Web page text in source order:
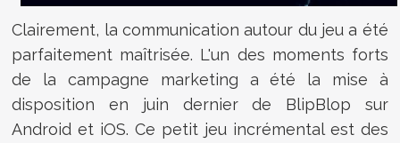
Clairement, la communication autour du jeu a été
parfaitement maîtrisée. L'un des moments forts
de la campagne marketing a été la mise à
disposition en juin dernier de BlipBlop sur
Android et iOS. Ce petit jeu incrémental est des